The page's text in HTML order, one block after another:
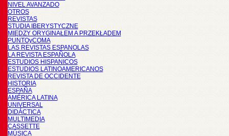
NIVEL AVANZADO
OTROS
REVISTAS
STUDIA IBERYSTYCZNE
MIĘDZY ORYGINAŁEM A PRZEKŁADEM
PUNTOyCOMA
LAS REVISTAS ESPANOLAS
LA REVISTA ESPAÑOLA
ESTUDIOS HISPANICOS
ESTUDIOS LATINOAMERICANOS
REVISTA DE OCCIDENTE
HISTORIA
ESPAÑA
AMÉRICA LATINA
UNIVERSAL
DIDÁCTICA
MULTIMEDIA
CASSETTE
MÚSICA